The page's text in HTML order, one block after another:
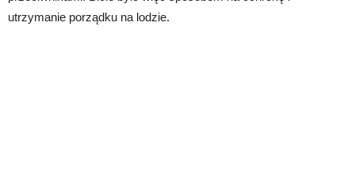
utrzymanie porządku na lodzie.